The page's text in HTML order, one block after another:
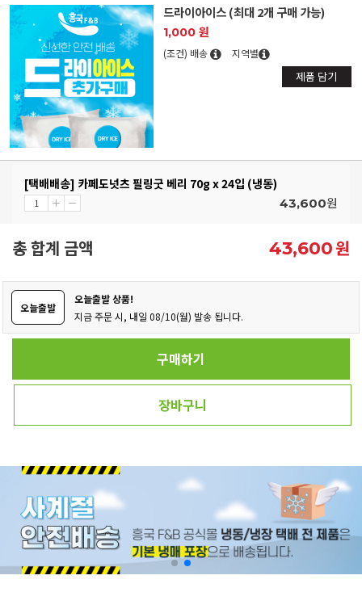
드라이아이스 (최대 2개 구매 가능)
1,000 원
(조건) 배송 지역별
제품 담기
[택배배송] 카페도넛츠 필링굿 베리 70g x 24입 (냉동)
43,600원
총 합계 금액 43,600원
오늘출발
오늘출발 상품!
지금 주문 시, 내일 08/10(월) 발송 됩니다.
구매하기
장바구니